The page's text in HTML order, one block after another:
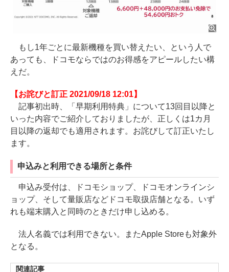
もし1年ごとに最新機種を買い替えたい、という人で
あっても、ドコモならではのお得感をアピールしたい構
えだ。
【お詫びと訂正 2021/09/18 12:01】
記事初出時、「早期利用特典」について13回目以降と
いった内容でご紹介しておりましたが、正しくは1カ月
目以降の返却でも適用されます。お詫びして訂正いたし
ます。
申込みと利用できる場所と条件
申込み受付は、ドコモショップ、ドコモオンラインシ
ョップ、そして量販店などドコモ取扱店舗となる。いず
れも端末購入と同時のときだけ申し込める。
法人名義では利用できない。またApple Storeも対象外
となる。
関連記事